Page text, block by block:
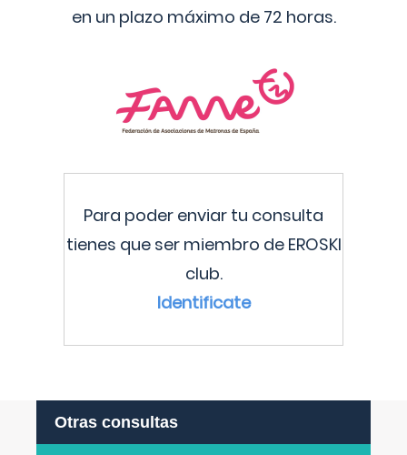
en un plazo máximo de 72 horas.
Para poder enviar tu consulta
tienes que ser miembro de EROSKI
club.
Identificate
Otras consultas